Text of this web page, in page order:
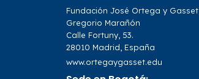
Fundación José Ortega y Gasset
Gregorio Marañón
Calle Fortuny, 53.
28010 Madrid, España
www.ortegaygasset.edu